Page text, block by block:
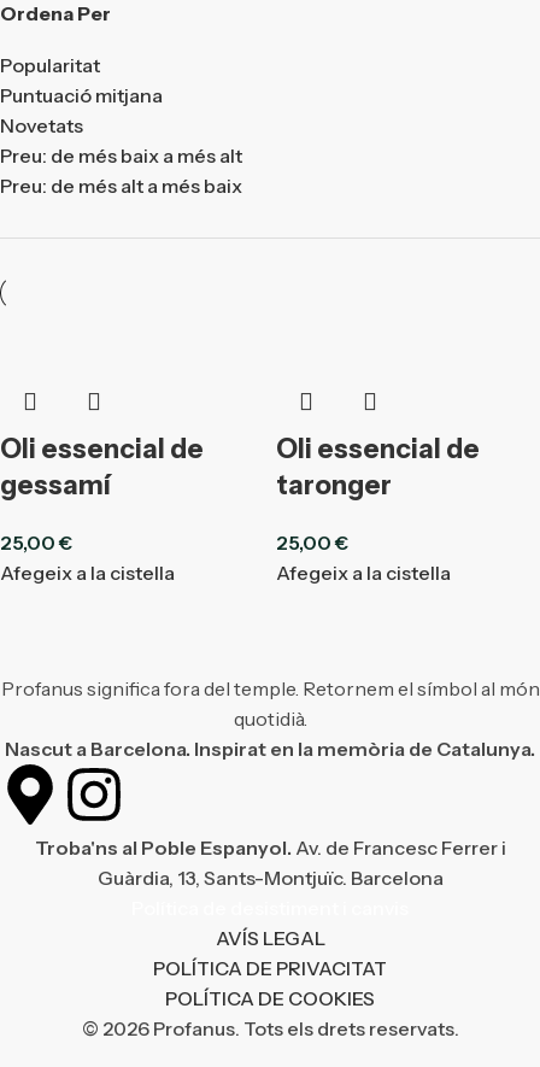
Ordena Per
Popularitat
Puntuació mitjana
Novetats
Preu: de més baix a més alt
Preu: de més alt a més baix
Oli essencial de
gessamí
25,00€
Afegeix a la cistella
Oli essencial de
taronger
25,00€
Afegeix a la cistella
Profanus significa fora del temple. Retornem el símbol al món
quotidià.
Nascut a Barcelona. Inspirat en la memòria de Catalunya.
Troba'ns al Poble Espanyol. Av. de Francesc Ferrer i
Guàrdia, 13, Sants-Montjuïc. Barcelona
AVÍS LEGAL
POLÍTICA DE PRIVACITAT
POLÍTICA DE COOKIES
© 2026 Profanus. Tots els drets reservats.